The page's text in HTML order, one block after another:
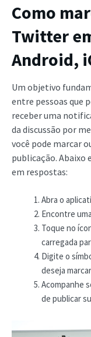
Como
Twitter
Android,
Um objetivo
entre pessoas que
receber uma
da discussão por
você pode marcar
publicação. Abaixo
em respostas:
Abra o
Encontre
Toque no
carregada
Digite o
deseja
Acompanhe
de publicar